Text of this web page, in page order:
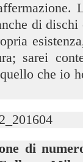
di dischi
sarei
che io
di